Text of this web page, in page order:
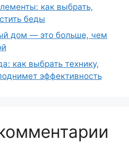
как выбрать,
беды
дом — это больше, чем
как выбрать технику,
эффективность